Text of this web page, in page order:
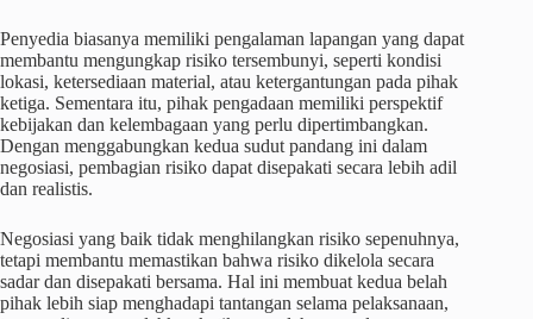
Penyedia biasanya memiliki pengalaman lapangan yang dapat
membantu mengungkap risiko tersembunyi, seperti kondisi
lokasi, ketersediaan material, atau ketergantungan pada pihak
ketiga. Sementara itu, pihak pengadaan memiliki perspektif
kebijakan dan kelembagaan yang perlu dipertimbangkan.
Dengan menggabungkan kedua sudut pandang ini dalam
negosiasi, pembagian risiko dapat disepakati secara lebih adil
dan realistis.
Negosiasi yang baik tidak menghilangkan risiko sepenuhnya,
tetapi membantu memastikan bahwa risiko dikelola secara
sadar dan disepakati bersama. Hal ini membuat kedua belah
pihak lebih siap menghadapi tantangan selama pelaksanaan,